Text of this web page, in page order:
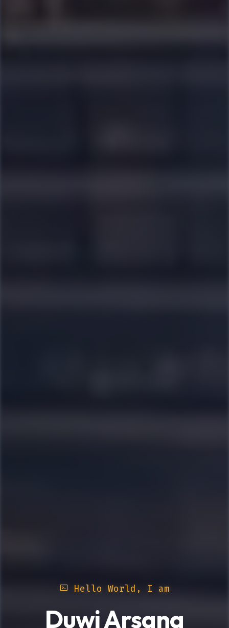
Hello World, I am
Duwi Arsana